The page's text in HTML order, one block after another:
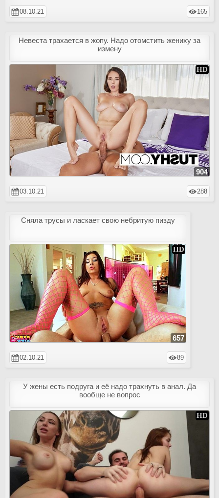
08.10.21 165
Невеста трахается в жопу. Надо отомстить жениху за
измену
904
03.10.21 288
Сняла трусы и ласкает свою небритую пизду
657
02.10.21 89
У жены есть подруга и её надо трахнуть в анал. Да
вообще не вопрос